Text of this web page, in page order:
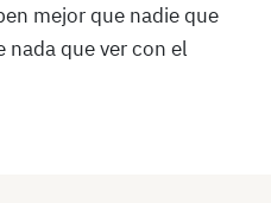
mejor que nadie que
nada que ver con el